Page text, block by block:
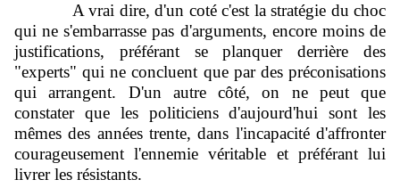
A vrai dire, d'un coté c'est la stratégie du choc
qui ne s'embarrasse pas d'arguments, encore moins de
justifications, préférant se planquer derrière des
"experts" qui ne concluent que par des préconisations
qui arrangent. D'un autre côté, on ne peut que
constater que les politiciens d'aujourd'hui sont les
mêmes des années trente, dans l'incapacité d'affronter
courageusement l'ennemie véritable et préférant lui
livrer les résistants.